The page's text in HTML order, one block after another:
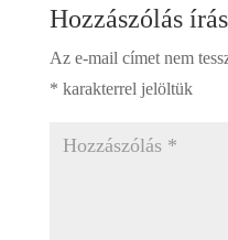
Hozzászólás
Az e-mail címet nem
* karakterrel jelöltük